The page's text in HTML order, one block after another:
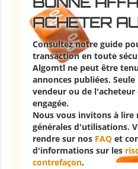
ACHETER
Consultez notre guide
transaction en toute
Algomtl ne peut être
annonces publiées.
vendeur ou de l'acheteur
engagée.
Nous vous invitons à lire
générales d'utilisations.
rendre sur nos FAQ et
d'informations sur les
contrefaçon.